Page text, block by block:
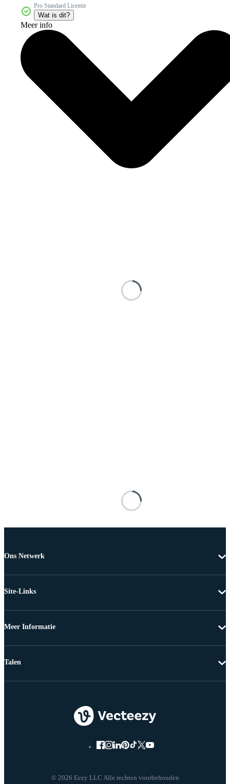
Pro Standard Licentie
Wat is dit?
Meer info
Ons Netwerk
Site-Links
Meer Informatie
© 2026 Eezy LLC Alle rechten voorbehouden
Talen